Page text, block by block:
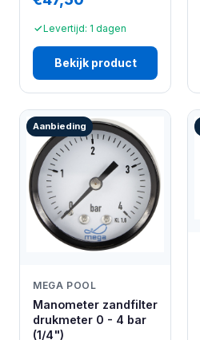
Levertijd: 1 dagen
Bekijk product
Aanbieding
MEGA POOL
Manometer zandfilter
drukmeter 0 - 4 bar
(1/4")